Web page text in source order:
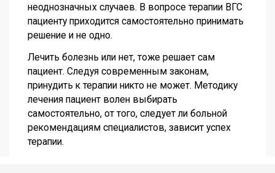
неоднозначных случаев. В вопросе терапии ВГС
пациенту приходится самостоятельно принимать
решение и не одно.
Лечить болезнь или нет, тоже решает сам
пациент. Следуя современным законам,
принудить к терапии никто не может. Методику
лечения пациент волен выбирать
самостоятельно, от того, следует ли больной
рекомендациям специалистов, зависит успех
терапии.